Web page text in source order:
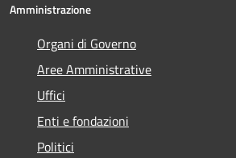
Amministrazione
Organi di Governo
Aree Amministrative
Uffici
Enti e fondazioni
Politici